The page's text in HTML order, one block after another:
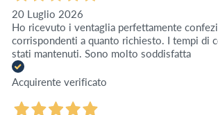
20 Luglio 2026
Ho ricevuto i ventaglia perfettamente
corrispondenti a quanto richiesto. I tempi di
stati mantenuti. Sono molto soddisfatta
Acquirente verificato